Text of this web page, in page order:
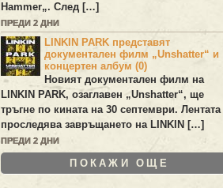
Hammer„. След […]
ПРЕДИ 2 ДНИ
LINKIN PARK представят
документален филм „Unshatter“ и
концертен албум (0)
Новият документален филм на
LINKIN PARK, озаглавен „Unshatter“, ще
тръгне по кината на 30 септември. Лентата
проследява завръщането наLINKIN […]
ПРЕДИ 2 ДНИ
ПОКАЖИ ОЩЕ